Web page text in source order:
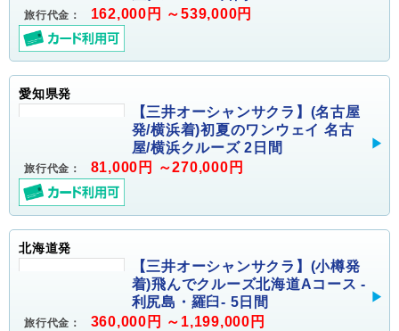
旅行代金： 162,000円 ～539,000円
愛知県発
【三井オーシャンサクラ】(名古屋
発/横浜着)初夏のワンウェイ 名古
屋/横浜クルーズ 2日間
旅行代金： 81,000円 ～270,000円
北海道発
【三井オーシャンサクラ】(小樽発
着)飛んでクルーズ北海道Aコース -
利尻島・羅臼- 5日間
旅行代金： 360,000円 ～1,199,000円